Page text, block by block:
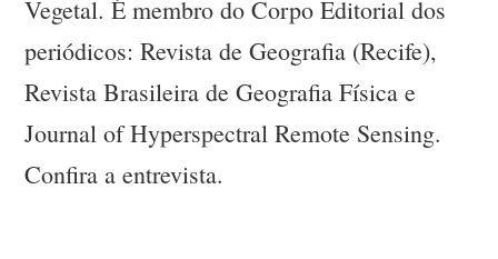
Vegetal. É membro do Corpo Editorial dos
periódicos: Revista de Geografia (Recife),
Revista Brasileira de Geografia Física e
Journal of Hyperspectral Remote Sensing.
Confira a entrevista.